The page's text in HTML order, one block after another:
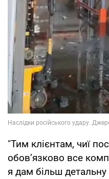
"Тим клієнтам, чиї
обов’язково все
я дам більш